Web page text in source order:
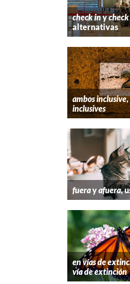
check iny
alternativas
ambos inclusive
inclusives
fuerayafuera,
en vías de
vía de extinción